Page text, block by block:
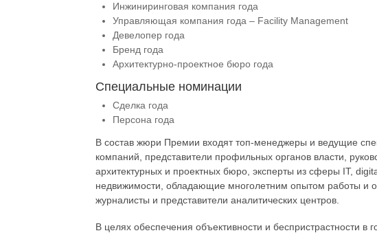
Инжиниринговая компания года
Управляющая компания года – Facility Management
Девелопер года
Бренд года
Архитектурно-проектное бюро года
Специальные номинации
Сделка года
Персона года
В состав жюри Премии входят топ-менеджеры и ведущие
компаний, представители профильных органов власти,
архитектурных и проектных бюро, эксперты из сферы IT,
недвижимости, обладающие многолетним опытом работы
журналисты и представители аналитических центров.
В целях обеспечения объективности и беспристрастности